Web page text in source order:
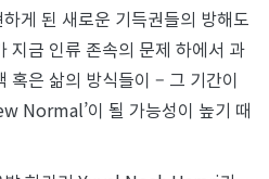
게 된 새로운 기득권들의 방해도
지금 인류 존속의 문제 하에서 과
혹은 삶의 방식들이 – 그 기간이
Normal’이 될 가능성이 높기 때